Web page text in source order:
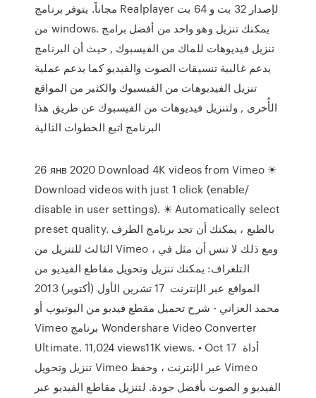
مجاناً. يتوفر برنامج Realplayer لإصدار 32 بت و 64 بت
من windows. يمكنك تنزيل وهو واحد من أفضل برامج
تنزيل فيديوهات للماك من الفيسبوك , حيث أن البرنامج
يدعم غالبية تنسيقات الصوت والفيديو كما يدعم عملية
تنزيل الفيديوهات من الفيسبوك والكثير من المواقع
الأُخرى , ولتنزيل فيديوهات من الفيسبوك عن طريق هذا
البرنامج اتبع الخطوات التالية
26 янв 2020 Download 4K videos from Vimeo ☀
Download videos with just 1 click (enable/
disable in user settings). ☀ Automatically select
preset quality. بالطبع ، يمكنك أن تجد برنامج الطرف
الثالث للتنزيل من Vimeo ، ومع ذلك لا تنس أن مثل في
التلغراف: يمكنك تنزيل وتحويل مقاطع الفيديو من
المواقع عبر الإنترنت 17 تشرين الأول (أكتوبر) 2013
محمد العزاني - شرح تحميل مقطع فيديو من اليوتيوب أو
Vimeo برنامج Wondershare Video Converter
Ultimate. 11,024 views11K views. • Oct 17 أداة
تنزيل وتحويل Vimeo عبر الإنترنت ، وحفظ Vimeo
الفيديو و الصوت بأفضل جودة. لتنزيل مقاطع الفيديو عبر